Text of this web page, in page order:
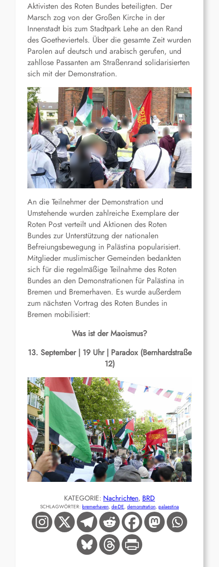
Aktivisten des Roten Bundes beteiligten. Der
Marsch zog von der Großen Kirche in der
Innenstadt bis zum Stadtpark Lehe an den Rand
des Goetheviertels. Über die gesamte Zeit wurden
Parolen auf deutsch und arabisch gerufen, und
zahllose Passanten am Straßenrand solidarisierten
sich mit der Demonstration.
An die Teilnehmer der Demonstration und
Umstehende wurden zahlreiche Exemplare der
Roten Post verteilt und Aktionen des Roten
Bundes zur Unterstützung der nationalen
Befreiungsbewegung in Palästina popularisiert.
Mitglieder muslimischer Gemeinden bedankten
sich für die regelmäßige Teilnahme des Roten
Bundes an den Demonstrationen für Palästina in
Bremen und Bremerhaven. Es wurde außerdem
zum nächsten Vortrag des Roten Bundes in
Bremen mobilisiert:
Was ist der Maoismus?
13. September | 19 Uhr | Paradox (Bernhardstraße
12)
KATEGORIE: Nachrichten, BRD
SCHLAGWÖRTER: bremerhaven, de-DE, demonstration, palaestina